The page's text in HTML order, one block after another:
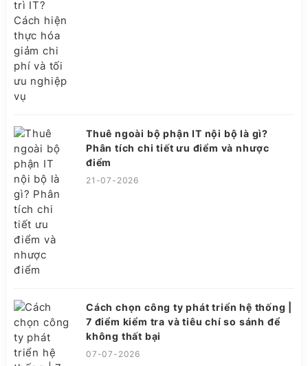
Thuê ngoài bộ phận IT nội bộ là gì?
Phân tích chi tiết ưu điểm và nhược
điểm
21-07-2026
Cách chọn công ty phát triển hệ thống |
7 điểm kiểm tra và tiêu chí so sánh để
không thất bại
07-07-2026